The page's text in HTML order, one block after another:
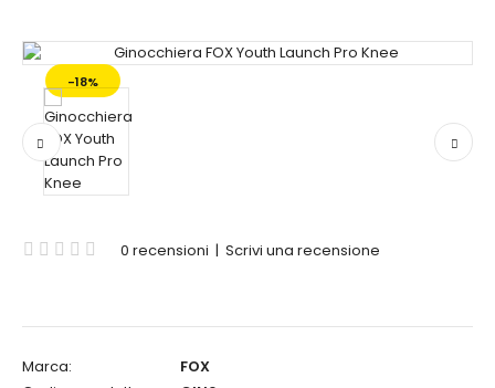
-18%
0 recensioni | Scrivi una recensione
Marca:
FOX